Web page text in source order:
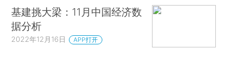
基建挑大梁：11月中国经济数
据分析
2022年12月16日 APP打开